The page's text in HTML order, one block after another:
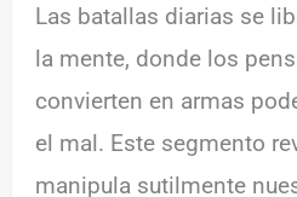
Las batallas diarias se
la mente, donde los
convierten en armas
el mal. Este segmento
manipula sutilmente